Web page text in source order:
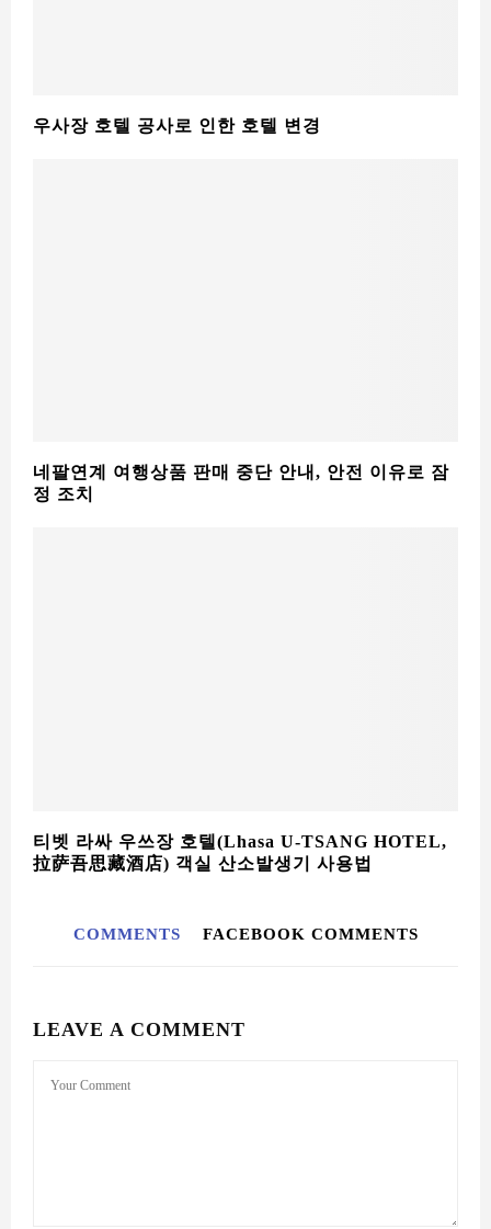
우사장 호텔 공사로 인한 호텔 변경
네팔연계 여행상품 판매 중단 안내, 안전 이유로 잠
정 조치
티벳 라싸 우쓰장 호텔(Lhasa U-TSANG HOTEL,
拉萨吾思藏酒店) 객실 산소발생기 사용법
COMMENTS FACEBOOK COMMENTS
LEAVE A COMMENT